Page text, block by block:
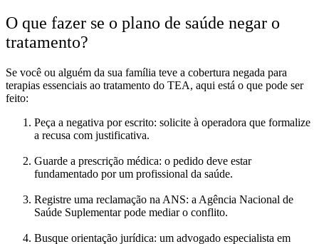
O que fazer se o plano de saúde negar o
tratamento?
Se você ou alguém da sua família teve a cobertura negada para
terapias essenciais ao tratamento do TEA, aqui está o que pode ser
feito:
Peça a negativa por escrito: solicite à operadora que formalize
a recusa com justificativa.
Guarde a prescrição médica: o pedido deve estar
fundamentado por um profissional da saúde.
Registre uma reclamação na ANS: a Agência Nacional de
Saúde Suplementar pode mediar o conflito.
Busque orientação jurídica: um advogado especialista em